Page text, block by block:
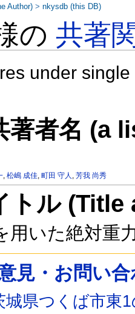
の共著
under
著者名 (a
,松嶋 成佳,町田 守人 ,芳我 尚秀
トル
用いた絶対重
Author) >nkysdb (this DB)
見・お問い
城県つくば市東